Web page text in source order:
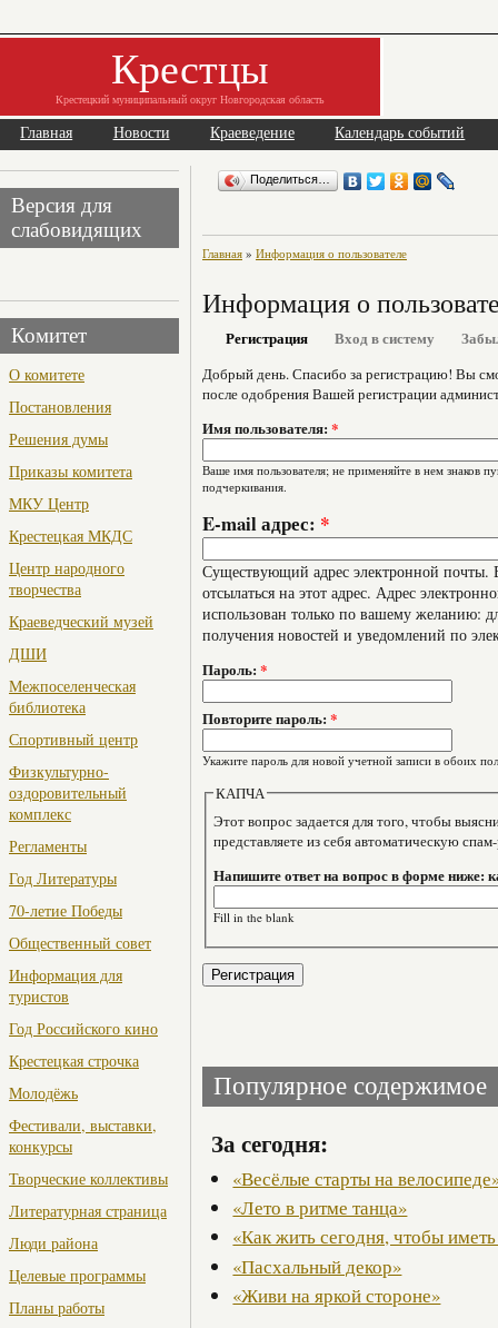
Крестцы
Крестецкий муниципальный округ Новгородская область
Главная Новости Краеведение Календарь событий
Версия для
слабовидящих
Комитет
О комитете
Постановления
Решения думы
Приказы комитета
МКУ Центр
Крестецкая МКДС
Центр народного
творчества
Краеведческий музей
ДШИ
Межпоселенческая
библиотека
Спортивный центр
Физкультурно-
оздоровительный
комплекс
Регламенты
Год Литературы
70-летие Победы
Общественный совет
Информация для
туристов
Год Российского кино
Крестецкая строчка
Молодёжь
Фестивали, выставки,
конкурсы
Творческие коллективы
Литературная страница
Люди района
Целевые программы
Планы работы
Поделиться…
Главная » Информация о пользователе
Информация о
Регистрация Вход в систему
Добрый день. Спасибо за регистрацию! Вы
после одобрения Вашей регистрации
Имя пользователя: *
Ваше имя пользователя; не применяйте в нем знаков
подчеркивания.
E-mail адрес: *
Существующий адрес электронной почты.
отсылаться на этот адрес. Адрес
использован только по вашему желанию:
получения новостей и уведомлений по
Пароль: *
Повторите пароль: *
Укажите пароль для новой учетной записи в обоих
КАПЧА
Этот вопрос задается для того, чтобы выяснить,
представляете из себя автоматическую
Напишите ответ на вопрос в форме ниже:
Fill in the blank
Популярное содержимое
За сегодня:
«Весёлые старты на
«Лето в ритме танца»
«Как жить сегодня, чтобы
«Пасхальный декор»
«Живи на яркой стороне»